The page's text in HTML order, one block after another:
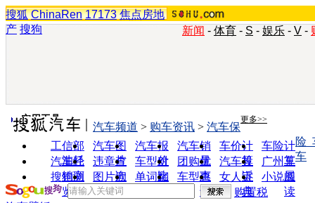
搜狐 ChinaRen 17173 焦点房地
产 搜狗 新闻 - 体育 - S - 娱乐 - V -
实用工具 更多>>
工信部
油耗
汽车图
片
汽车报
价
汽车销
量
车价计
算
车险计
算
汽车经
销商
违章查
询
车型对
比
团购优
惠
汽车投
诉
广州车
展
搜狗浏
览器
图片欣
赏
单词翻
车型查
询
女人宝
典
小说阅
读
汽车频道 > 购车资讯 > 汽车保
险
车
购置税